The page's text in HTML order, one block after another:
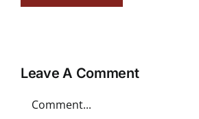
Leave A Comment